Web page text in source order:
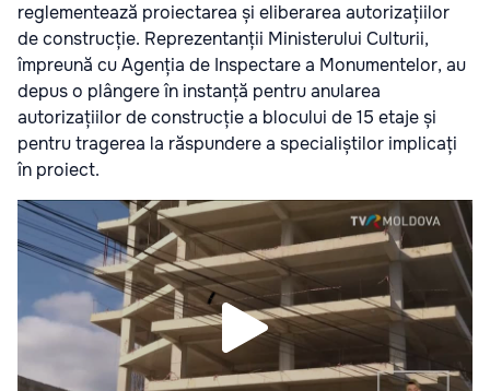
reglementează proiectarea și eliberarea autorizațiilor
de construcție. Reprezentanții Ministerului Culturii,
împreună cu Agenția de Inspectare a Monumentelor, au
depus o plângere în instanță pentru anularea
autorizațiilor de construcție a blocului de 15 etaje și
pentru tragerea la răspundere a specialiștilor implicați
în proiect.